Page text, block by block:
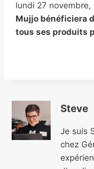
lundi 27 novembre,
Mujjo bénéficiera
tous ses produits
Steve
Je suis
chez